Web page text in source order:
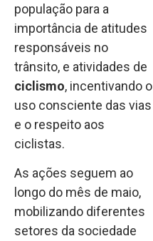
população para a
importância de atitudes
responsáveis no
trânsito, e atividades de
ciclismo, incentivando o
uso consciente das vias
e o respeito aos
ciclistas.
As ações seguem ao
longo do mês de maio,
mobilizando diferentes
setores da sociedade